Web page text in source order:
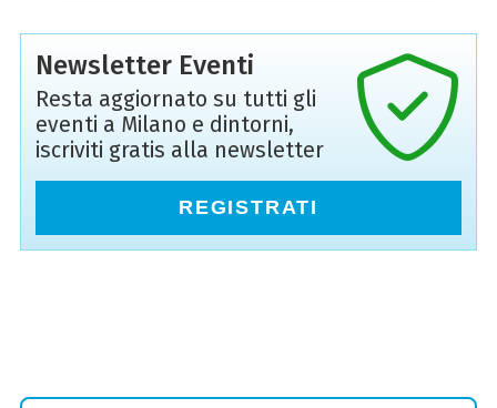
Newsletter Eventi
Resta aggiornato su tutti gli
eventi a Milano e dintorni,
iscriviti gratis alla newsletter
REGISTRATI